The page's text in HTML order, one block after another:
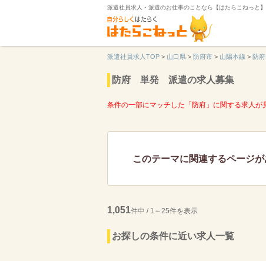
派遣社員求人・派遣のお仕事のことなら【はたらこねっと】
派遣社員求人TOP > 山口県 > 防府市 > 山陽本線 > 防府
防府 単発 派遣の求人募集
条件の一部にマッチした「防府」に関する求人が
このテーマに関連するページ
1,051件中 / 1～25件を表示
お探しの条件に近い求人一覧